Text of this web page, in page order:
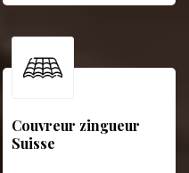
Couvreur zingueur
Suisse